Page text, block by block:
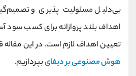
بی‌دلیل مسئولیت‌ پذیری و
اهداف بلند ‌پروازانه برای کسب سود
تعیین اهداف لازم است. در این
هوش مصنوعی بر دیفایبپردازیم.